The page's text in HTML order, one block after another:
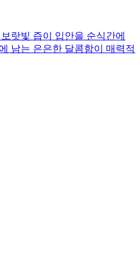
랏빛 즙이 입안을 순식간에
남는 은은한 달콤함이 매력적